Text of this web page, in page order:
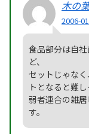
木の
2006-
食品部分は自
ど、
セットじゃな
トとなると難
弱者連合の雑
す。